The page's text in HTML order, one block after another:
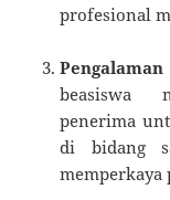
profesional
beasiswa
penerima
di bidang
memperkaya